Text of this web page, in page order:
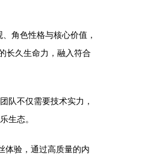
角色性格与核心价值，
长久生命力，融入符合
队不仅需要技术实力，
生态。
体验，通过高质量的内